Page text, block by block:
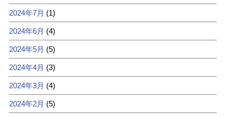
2024年7月 (1)
2024年6月 (4)
2024年5月 (5)
2024年4月 (3)
2024年3月 (4)
2024年2月 (5)